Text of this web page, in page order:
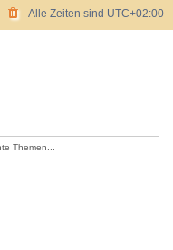
Alle Zeiten sind UTC+02:00
Themen...